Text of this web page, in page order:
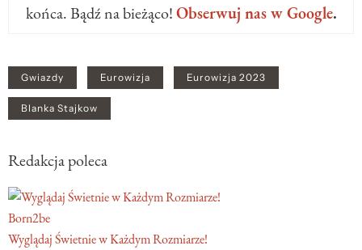
końca. Bądź na bieżąco!Obserwuj nas w Google.
Gwiazdy Eurowizja Eurowizja 2023
Blanka Stajkow
Redakcja poleca
Born2be
Wyglądaj Świetnie w Każdym Rozmiarze!